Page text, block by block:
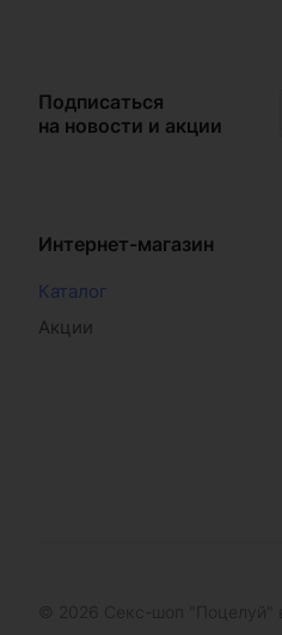
Подписаться
на новости и акции
Интернет-магазин
Каталог
Акции